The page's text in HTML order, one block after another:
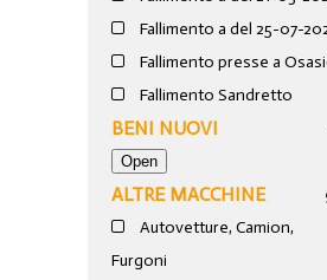
Fallimento a del 25-07-
Fallimento presse a
Fallimento Sandretto
BENI NUOVI
ALTRE MACCHINE
Autovetture, Camion,
Furgoni